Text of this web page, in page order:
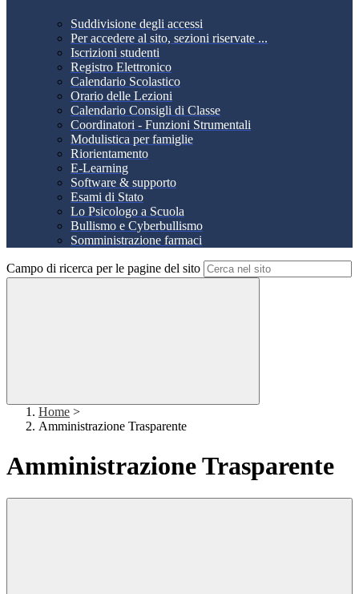
Suddivisione degli accessi
Per accedere al sito, sezioni riservate ...
Iscrizioni studenti
Registro Elettronico
Calendario Scolastico
Orario delle Lezioni
Calendario Consigli di Classe
Coordinatori - Funzioni Strumentali
Modulistica per famiglie
Riorientamento
E-Learning
Software & supporto
Esami di Stato
Lo Psicologo a Scuola
Bullismo e Cyberbullismo
Somministrazione farmaci
Campo di ricerca per le pagine del sito
Home >
Amministrazione Trasparente
Amministrazione Trasparente